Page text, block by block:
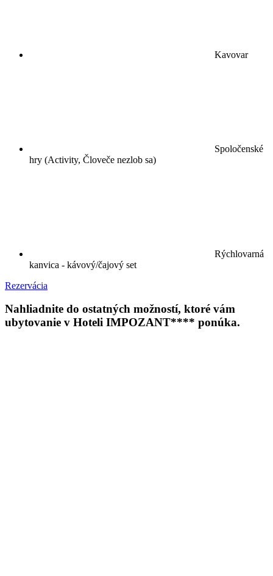
Kavovar
Spoločenské
hry (Activity, Človeče nezlob sa)
Rýchlovarná
kanvica - kávový/čajový set
Rezervácia
Nahliadnite do ostatných možností, ktoré vám
ubytovanie v Hoteli IMPOZANT**** ponúka.